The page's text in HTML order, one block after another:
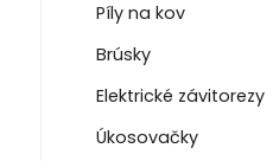
Píly na kov
Brúsky
Elektrické závitorezy
Úkosovačky